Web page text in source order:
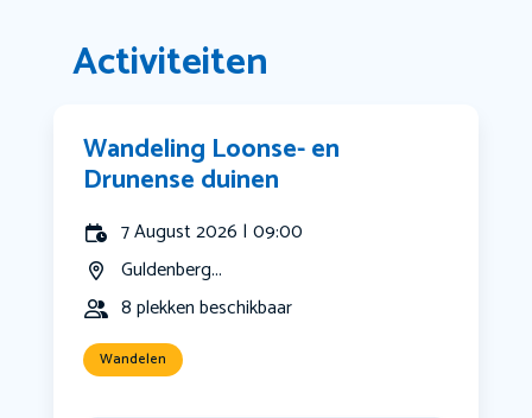
Activiteiten
Wandeling Loonse- en
Drunense duinen
7 August 2026 | 09:00
Guldenberg...
8 plekken beschikbaar
Wandelen